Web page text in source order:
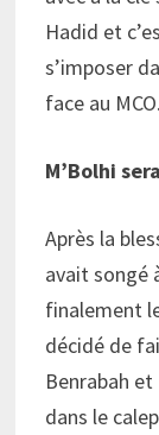
Hadid et
s’imposer
face au MCO.
M’Bolhi
Après la
avait songé
finalement
décidé de
Benrabah
dans le